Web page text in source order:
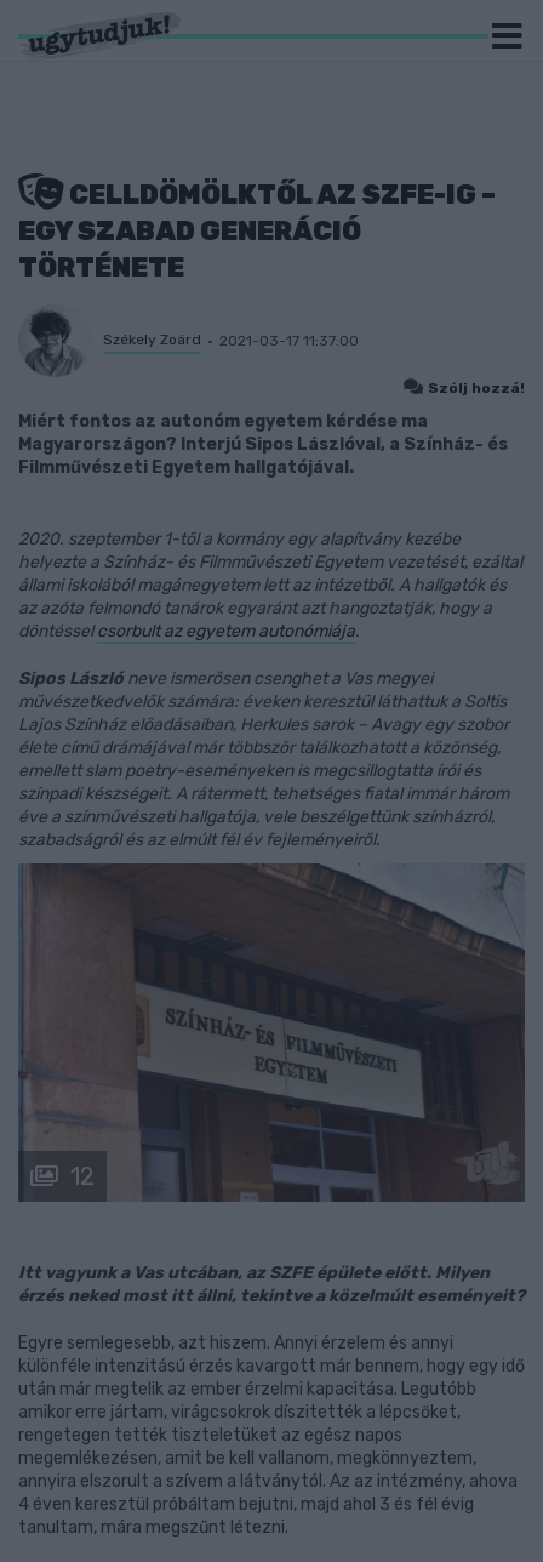
CELLDÖMÖLKTŐL AZ SZFE-IG –
EGY SZABAD GENERÁCIÓ
TÖRTÉNETE
Székely Zoárd 2021-03-17 11:37:00
Szólj hozzá!
Miért fontos az autonóm egyetem kérdése ma
Magyarországon? Interjú Sipos Lászlóval, a Színház- és
Filmművészeti Egyetem hallgatójával.
2020. szeptember 1-től a kormány egy alapítvány kezébe
helyezte a Színház- és Filmművészeti Egyetem vezetését, ezáltal
állami iskolából magánegyetem lett az intézetből. A hallgatók és
az azóta felmondó tanárok egyaránt azt hangoztatják, hogy a
döntésselcsorbult az egyetem autonómiája.
Sipos László neve ismerősen csenghet a Vas megyei
művészetkedvelők számára: éveken keresztül láthattuk a Soltis
Lajos Színház előadásaiban, Herkules sarok – Avagy egy szobor
élete című drámájával már többször találkozhatott a közönség,
emellett slam poetry-eseményeken is megcsillogtatta írói és
színpadi készségeit. A rátermett, tehetséges fiatal immár három
éve a színművészeti hallgatója, vele beszélgettünk színházról,
szabadságról és az elmúlt fél év fejleményeiről.
12
Itt vagyunk a Vas utcában, az SZFE épülete előtt. Milyen
érzés neked most itt állni, tekintve a közelmúlt eseményeit?
Egyre semlegesebb, azt hiszem. Annyi érzelem és annyi
különféle intenzitású érzés kavargott már bennem, hogy egy idő
után már megtelik az ember érzelmi kapacitása. Legutóbb
amikor erre jártam, virágcsokrok díszitették a lépcsőket,
rengetegen tették tiszteletüket az egész napos
megemlékezésen, amit be kell vallanom, megkönnyeztem,
annyira elszorult a szívem a látványtól. Az az intézmény, ahova
4 éven keresztül próbáltam bejutni, majd ahol 3 és fél évig
tanultam, mára megszűnt létezni.